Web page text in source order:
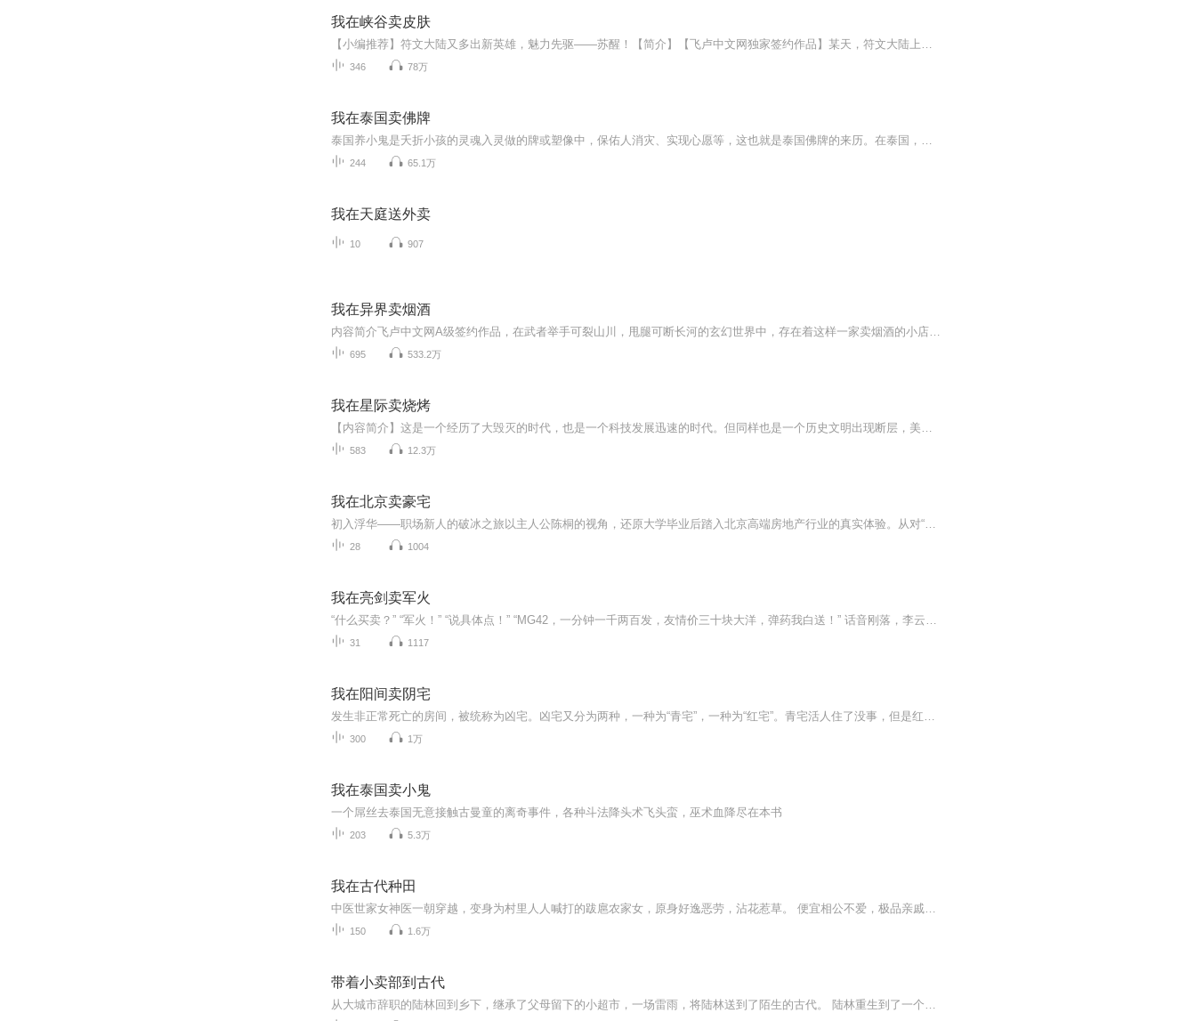
我在峡谷卖皮肤
【小编推荐】符文大陆又多出新英雄，魅力先驱——苏醒！【简介】【飞卢中文网独家签约作品】某天，符文大陆上来了一名奇怪的商人。盖伦：自从苏醒来到德玛西亚之后，我睡觉都怕妹妹被他抢走！安妮：你看见我的。。。算了不要了，苏醒哥哥可以给我一只新的...
346 78万
我在泰国卖佛牌
泰国养小鬼是夭折小孩的灵魂入灵做的牌或塑像中，保佑人消灾、实现心愿等，这也就是泰国佛牌的来历。在泰国，养小鬼又被称为古曼童、金童子，在泰国，关于养小鬼也存在各种离奇传说，所以当地提到养小鬼，人们也是感觉非常神秘，所以只有少数人才能真正接...
244 65.1万
我在天庭送外卖
10 907
我在异界卖烟酒
内容简介飞卢中文网A级签约作品，在武者举手可裂山川，甩腿可断长河的玄幻世界中，存在着这样一家卖烟酒的小店。一包六块钱的天下秀能增加神识。一瓶十块钱的江小白能增加修为。武圣在这家小店打工还债。武帝恭恭敬敬的讨好着老板希望赏根烟。武神流着口水看着柜台上的那瓶飞天茅台。演播：笨嘴
695 533.2万
我在星际卖烧烤
【内容简介】这是一个经历了大毁灭的时代，也是一个科技发展迅速的时代。但同样也是一个历史文明出现断层，美食文明更是倒退到了饮食文化初步形成时期，黑暗料理频出的时期！这就像特地为甘蓝准备的时代！甘蓝：“同学，烤鱼虾生蚝五花肉鸡爪羊肉牛肉排骨...
583 12.3万
我在北京卖豪宅
初入浮华——职场新人的破冰之旅以主人公陈桐的视角，还原大学毕业后踏入北京高端房地产行业的真实体验。从对“豪宅”的概念认知，到学习房地产行业的基础知识，再到应对同事间的竞争与合作、上下级的微妙关系，细腻呈现职场新人的迷茫、挫败与坚持。记录...
28 1004
我在亮剑卖军火
“什么买卖？” “军火！” “说具体点！” “MG42，一分钟一千两百发，友情价三十块大洋，弹药我白送！” 话音刚落，李云龙当场懵了，抱着我的大腿就不撒手： “兄弟！从今往后，你就是我亲哥！我那意大利炮老婆不要了，以后咱俩一个炕上睡！” 一觉醒来...
31 1117
我在阳间卖阴宅
发生非正常死亡的房间，被统称为凶宅。凶宅又分为两种，一种为“青宅”，一种为“红宅”。青宅活人住了没事，但是红宅活人住了必死无疑。我是做房产中介的，一次无意间卖出去一间红宅，之后，我遇到了恐怖的事情·………
300 1万
我在泰国卖小鬼
一个屌丝去泰国无意接触古曼童的离奇事件，各种斗法降头术飞头蛮，巫术血降尽在本书
203 5.3万
我在古代种田
中医世家女神医一朝穿越，变身为村里人人喊打的跋扈农家女，原身好逸恶劳，沾花惹草。 便宜相公不爱，极品亲戚张口就来。看她白小婉上斗极品恶亲戚，下有金手指狗住小命！ 空间在手，天下尽有。 掌握千亩良田，研发产量技术，金银财宝滚滚来。偶尔还能撩...
150 1.6万
带着小卖部到古代
从大城市辞职的陆林回到乡下，继承了父母留下的小超市，一场雷雨，将陆林送到了陌生的古代。 陆林重生到了一个与自己同名同姓的小子身上，而他马上就要被入赘给一个一二三四五，上山打老虎的悍双儿了。